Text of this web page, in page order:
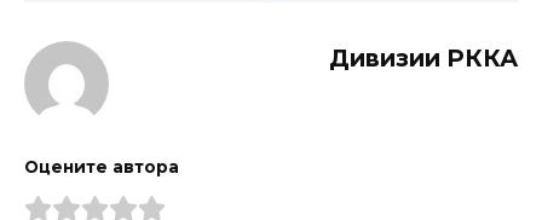
Дивизии РККА
Оцените автора